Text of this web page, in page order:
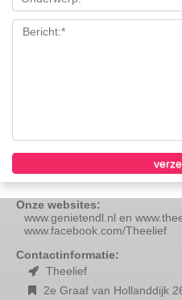
Onze websites:
www.genietendl.nl en
www.facebook.com/Theelief
Contactinformatie:
2e Graaf van Hollanddijk